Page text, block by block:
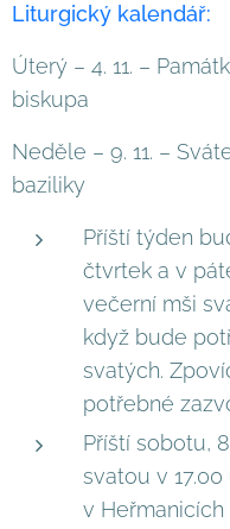
Liturgický kalendář:
Úterý – 4. 11. –
biskupa
Neděle – 9. 11. –
baziliky
Příští týden
čtvrtek a v
večerní mši
když bude
svatých.
potřebné
Příští sobotu,
svatou v
v